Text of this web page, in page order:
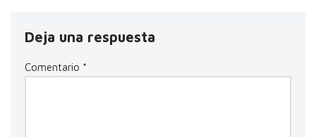
Deja una respuesta
Comentario *